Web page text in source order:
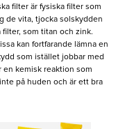
filter är fysiska filter som
de vita, tjocka solskydden
som titan och zink.
kan fortfarande lämna en
som istället jobbar med
en kemisk reaktion som
på huden och är ett bra